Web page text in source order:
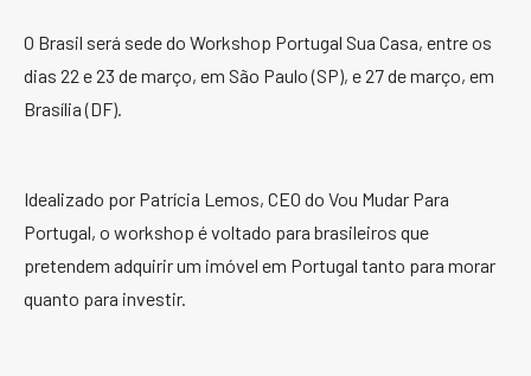
O Brasil será sede do Workshop Portugal Sua Casa, entre os
dias 22 e 23 de março, em São Paulo (SP), e 27 de março, em
Brasília (DF).
Idealizado por Patrícia Lemos, CEO do Vou Mudar Para
Portugal, o workshop é voltado para brasileiros que
pretendem adquirir um imóvel em Portugal tanto para morar
quanto para investir.